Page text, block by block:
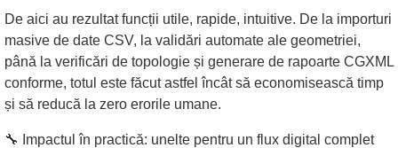
De aici au rezultat funcții utile, rapide, intuitive. De la importuri
masive de date CSV, la validări automate ale geometriei,
până la verificări de topologie și generare de rapoarte CGXML
conforme, totul este făcut astfel încât să economisească timp
și să reducă la zero erorile umane.
🔧 Impactul în practică: unelte pentru un flux digital complet